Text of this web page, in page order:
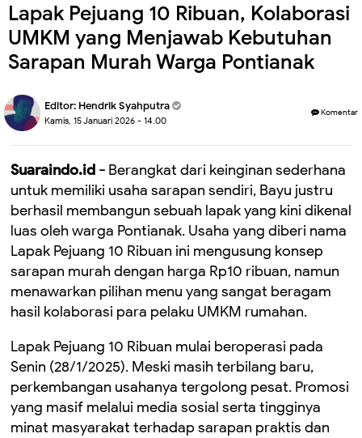
Lapak Pejuang 10 Ribuan, Kolaborasi
UMKM yang Menjawab Kebutuhan
Sarapan Murah Warga Pontianak
Editor: Hendrik Syahputra
Kamis, 15 Januari 2026 - 14.00
Komentar
Suaraindo.id - Berangkat dari keinginan sederhana
untuk memiliki usaha sarapan sendiri, Bayu justru
berhasil membangun sebuah lapak yang kini dikenal
luas oleh warga Pontianak. Usaha yang diberi nama
Lapak Pejuang 10 Ribuan ini mengusung konsep
sarapan murah dengan harga Rp10 ribuan, namun
menawarkan pilihan menu yang sangat beragam
hasil kolaborasi para pelaku UMKM rumahan.
Lapak Pejuang 10 Ribuan mulai beroperasi pada
Senin (28/1/2025). Meski masih terbilang baru,
perkembangan usahanya tergolong pesat. Promosi
yang masif melalui media sosial serta tingginya
minat masyarakat terhadap sarapan praktis dan